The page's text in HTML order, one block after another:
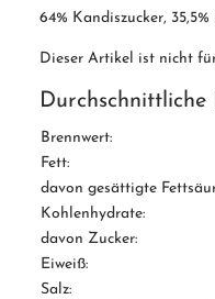
64% Kandiszucker,
Dieser Artikel ist nicht
Brennwert:
Fett:
davon gesättigte
Kohlenhydrate:
davon Zucker:
Eiweiß:
Salz: